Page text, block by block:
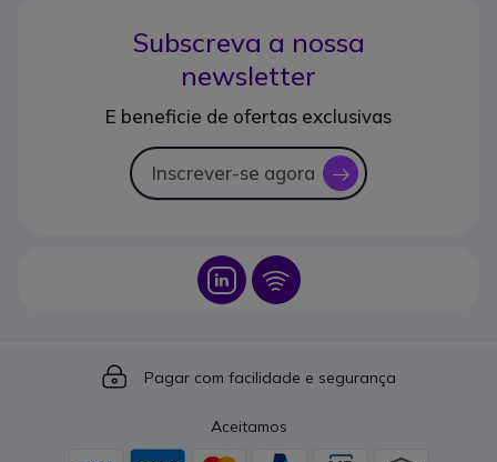
Subscreva a nossa
newsletter
E beneficie de ofertas exclusivas
Inscrever-se agora icon
Icon Icon
Icon
Pagar com facilidade e segurança
Aceitamos